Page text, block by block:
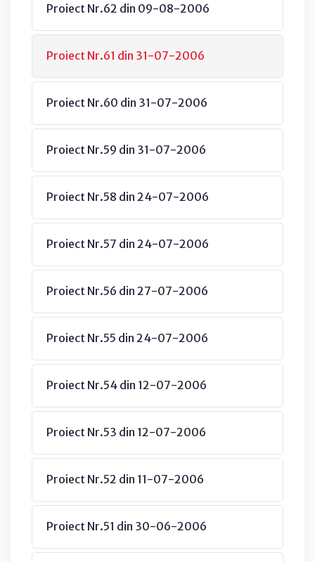
Proiect Nr.62 din 09-08-2006
Proiect Nr.61 din 31-07-2006
Proiect Nr.60 din 31-07-2006
Proiect Nr.59 din 31-07-2006
Proiect Nr.58 din 24-07-2006
Proiect Nr.57 din 24-07-2006
Proiect Nr.56 din 27-07-2006
Proiect Nr.55 din 24-07-2006
Proiect Nr.54 din 12-07-2006
Proiect Nr.53 din 12-07-2006
Proiect Nr.52 din 11-07-2006
Proiect Nr.51 din 30-06-2006